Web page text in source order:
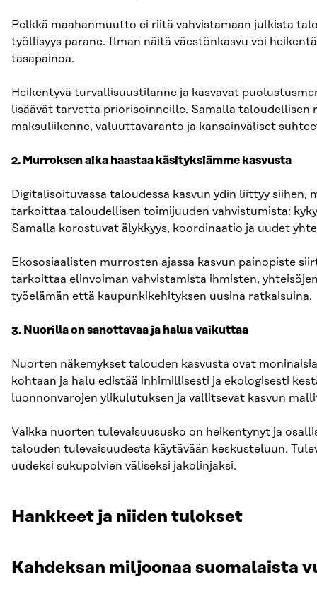
Pelkkä maahanmuutto ei riitä vahvistamaan julkista
työllisyys parane. Ilman näitä väestönkasvu voi
tasapainoa.
Heikentyvä turvallisuustilanne ja kasvavat
lisäävät tarvetta priorisoinneille. Samalla taloudellisen
maksuliikenne, valuuttavaranto ja kansainväliset
2. Murroksen aika haastaa käsityksiämme kasvusta
Digitalisoituvassa taloudessa kasvun ydin liittyy
tarkoittaa taloudellisen toimijuuden vahvistumista:
Samalla korostuvat älykkyys, koordinaatio ja uudet
Ekososiaalisten murrosten ajassa kasvun painopiste
tarkoittaa elinvoiman vahvistamista ihmisten,
työelämän että kaupunkikehityksen uusina ratkaisuina.
3. Nuorilla on sanottavaa ja halua vaikuttaa
Nuorten näkemykset talouden kasvusta ovat
kohtaan ja halu edistää inhimillisesti ja ekologisesti
luonnonvarojen ylikulutuksen ja vallitsevat kasvun
Vaikka nuorten tulevaisuususko on heikentynyt ja
talouden tulevaisuudesta käytävään keskusteluun.
uudeksi sukupolvien väliseksi jakolinjaksi.
Hankkeet ja niiden tulokset
Kahdeksan miljoonaa suomalaista